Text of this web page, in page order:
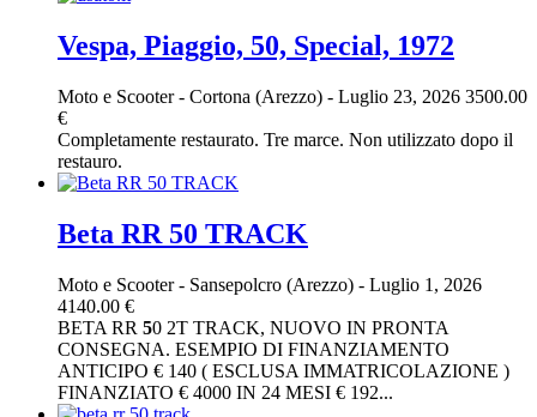
Vespa, Piaggio, 50, Special, 1972
Moto e Scooter- Cortona (Arezzo) - Luglio 23, 2026 3500.00
€
Completamente restaurato. Tre marce. Non utilizzato dopo il
restauro.
Beta RR 50 TRACK
Moto e Scooter- Sansepolcro (Arezzo) - Luglio 1, 2026
4140.00 €
BETA RR 50 2T TRACK, NUOVO IN PRONTA
CONSEGNA. ESEMPIO DI FINANZIAMENTO
ANTICIPO € 140 ( ESCLUSA IMMATRICOLAZIONE )
FINANZIATO € 4000 IN 24 MESI € 192...